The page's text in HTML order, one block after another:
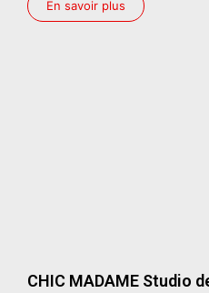
En savoir plus
CHIC MADAME Studio